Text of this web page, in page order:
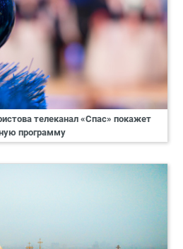
телеканал «Спас» покажет
программу